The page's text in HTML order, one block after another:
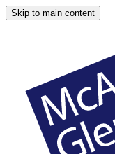
Skip to main content